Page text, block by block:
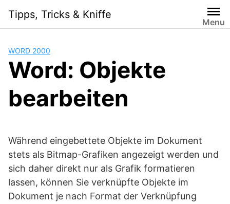
content
Tipps, Tricks & Kniffe
Menu
WORD 2000
Word: Objekte
bearbeiten
Während eingebettete Objekte im Dokument
stets als Bitmap-Grafiken angezeigt werden und
sich daher direkt nur als Grafik formatieren
lassen, können Sie verknüpfte Objekte im
Dokument je nach Format der Verknüpfung